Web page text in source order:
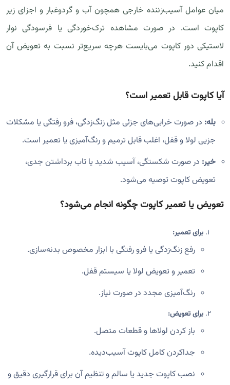
میان عوامل آسیب‌زننده خارجی همچون آب و گردوغبار و اجزای زیر
کاپوت است. در صورت مشاهده ترک‌خوردگی یا فرسودگی نوار
لاستیکی دور کاپوت می‌بایست هرچه سریع‌تر نسبت به تعویض آن
اقدام کنید.
آیا کاپوت قابل تعمیر است؟
بله: در صورت خرابی‌های جزئی مثل زنگ‌زدگی، فرو رفتگی یا مشکلات
جزیی لولا و قفل، اغلب قابل ترمیم و رنگ‌آمیزی یا تعمیر است.
خیر: در صورت شکستگی، آسیب شدید یا تاب برداشتن جدی،
تعویض کاپوت توصیه می‌شود.
تعویض یا تعمیر کاپوت چگونه انجام می‌شود؟
برای تعمیر:
رفع زنگ‌زدگی یا فرو رفتگی با ابزار مخصوص بدنه‌سازی.
تعمیر و تعویض لولا یا سیستم قفل.
رنگ‌آمیزی مجدد در صورت نیاز.
برای تعویض:
باز کردن لولاها و قطعات متصل.
جداکردن کامل کاپوت آسیب‌دیده.
نصب کاپوت جدید یا سالم و تنظیم آن برای قرارگیری دقیق و